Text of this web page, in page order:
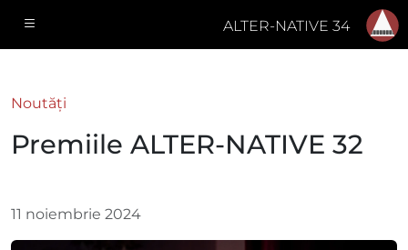
ALTER-NATIVE 34
Noutăţi
Premiile ALTER-NATIVE 32
11 noiembrie 2024